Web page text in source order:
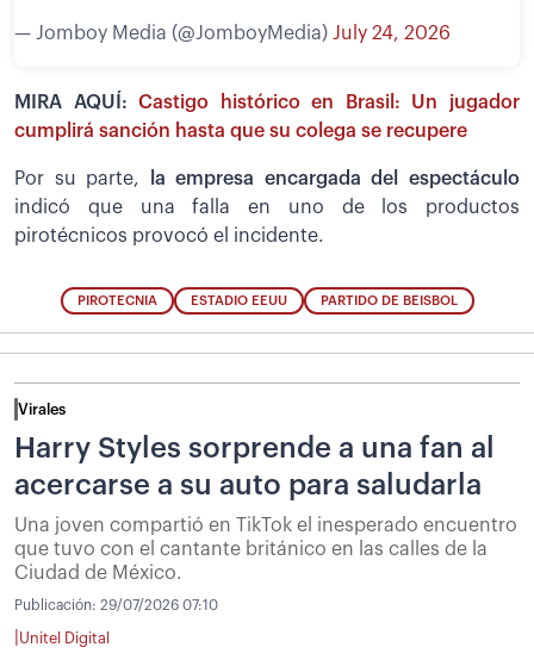
— Jomboy Media (@JomboyMedia) July 24, 2026
MIRA AQUÍ:Castigo histórico en Brasil: Un jugador
cumplirá sanción hasta que su colega se recupere
Por su parte,
la empresa encargada del espectáculo
indicó que una falla en uno de los productos
pirotécnicos provocó el incidente.
PIROTECNIA ESTADIO EEUU PARTIDO DE BEISBOL
Virales
Harry Styles sorprende a una fan al
acercarse a su auto para saludarla
Una joven compartió en TikTok el inesperado encuentro
que tuvo con el cantante británico en las calles de la
Ciudad de México.
Publicación: 29/07/2026 07:10
Unitel Digital